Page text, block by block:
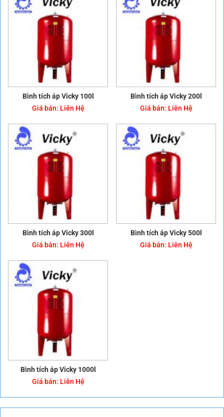
Bình tích áp Vicky 100l
Giá bán: Liên Hệ
Bình tích áp Vicky 200l
Giá bán: Liên Hệ
Bình tích áp Vicky 300l
Giá bán: Liên Hệ
Bình tích áp Vicky 500l
Giá bán: Liên Hệ
Bình tích áp Vicky 1000l
Giá bán: Liên Hệ